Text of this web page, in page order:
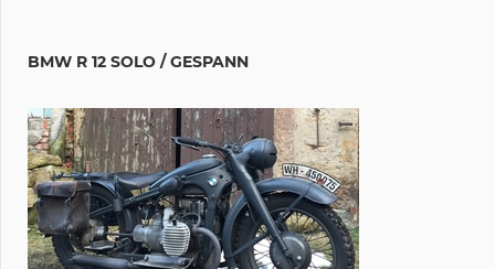
BMW R 12 SOLO / GESPANN